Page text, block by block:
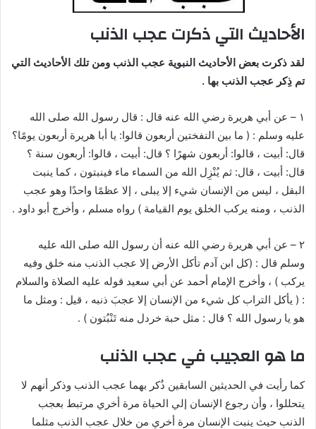
الأحاديث التي ذكرت عجب الذنب
لقد ذكرت بعض الأحاديث النبوية عجب الذنب ومن تلك الأحاديث التي
تم ذِكر عجب الذنب بها .
١ – عن أبي هريرة رضي الله عنه قال : قال رسول الله صلى الله
عليه وسلم : ( ما بين النفختين أربعون قالوا: يا أبا هريرة أربعون يومًا؟
قال: أبيت ، قالوا: أربعون شهرًا ؟ قال: أبيت ، قالوا: أربعون سنة ؟
قال: أبيت ، قال: ثم يُنْزِل الله من السماء ماء فينبتون ، كما ينبت
البقل ، ليس من الإنسان شيء إلا يبلى ، إلا عظمًا واحدًا وهو عجب
الذنب ، ومنه يركب الخلق يوم القيامة ) رواه مسلم ، وأخرج أبو داود .
٢ – عن أبي هريرة رضي الله عنه أن رسول الله صلى الله عليه
وسلم قال : (كل ابن آدم تأكل الأرض إلا عجب الذنب منه خلق وفيه
يركب ) ، وأخرج الإمام أحمد عن أبي سعيد قوله عليه الصلاة والسلام
: ( يأكل التراب كل شيء من الإنسان إلا عجبَ ذنبه ، قيل : ومثل ما
هو يا رسول الله ؟ قال : مثل حبة خردل منه تَنْبُتون ) .
ما هو العجيب في عجب الذنب
كما رأيت في الحديثين السابقين ذُكر بهما عجب الذنب وذكر أنهم لا
يتحللوا ، وأن رجوع الإنسان إلي الحياة مرة أخري مرتبط بعجب
الذنب حيث ينبت الإنسان مرة أخري من خلال عجب الذنب مثلما